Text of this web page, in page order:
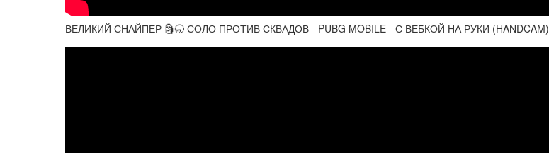
ВЕЛИКИЙ СНАЙПЕР 🗿🥱 СОЛО ПРОТИВ СКВАДОВ - PUBG MOBILE - С ВЕБКОЙ НА РУКИ (HANDCAM)